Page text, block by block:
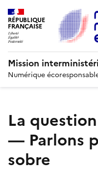
RÉPUBLIQUE
FRANÇAISE
Mission
Numérique
La
— Parlons
sobre